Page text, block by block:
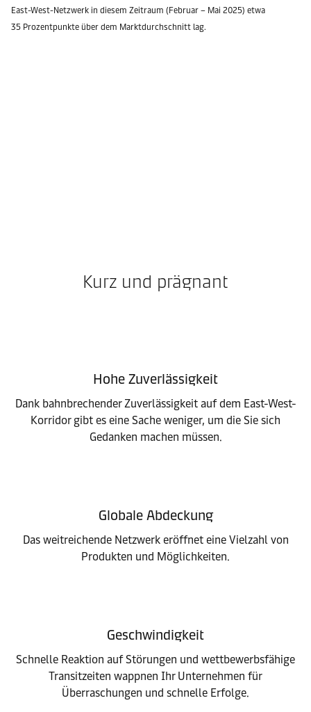
East-West-Netzwerk in diesem Zeitraum (Februar – Mai 2025) etwa
35 Prozentpunkte über dem Marktdurchschnitt lag.
Kurz und prägnant
Hohe Zuverlässigkeit
Dank bahnbrechender Zuverlässigkeit auf dem East-West-
Korridor gibt es eine Sache weniger, um die Sie sich
Gedanken machen müssen.
Globale Abdeckung
Das weitreichende Netzwerk eröffnet eine Vielzahl von
Produkten und Möglichkeiten.
Geschwindigkeit
Schnelle Reaktion auf Störungen und wettbewerbsfähige
Transitzeiten wappnen Ihr Unternehmen für
Überraschungen und schnelle Erfolge.